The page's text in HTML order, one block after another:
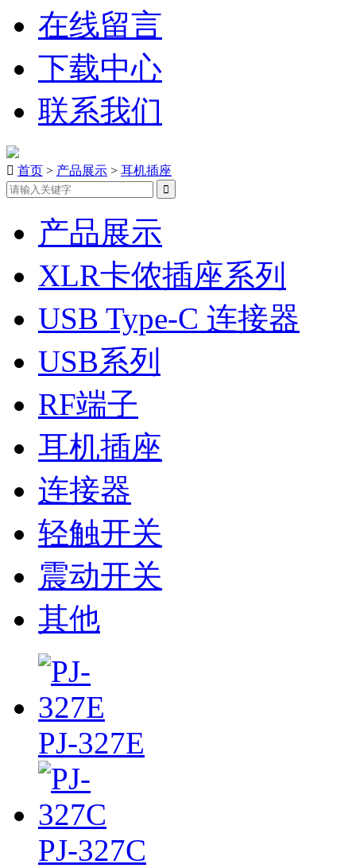
在线留言
下载中心
联系我们
 首页 > 产品展示 > 耳机插座
产品展示
XLR卡侬插座系列
USB Type-C 连接器
USB系列
RF端子
耳机插座
连接器
轻触开关
震动开关
其他
PJ-327E
PJ-327C